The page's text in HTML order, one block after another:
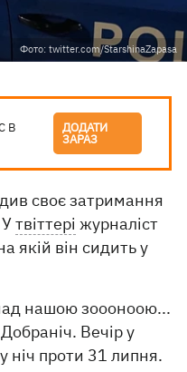
Фото: twitter.com/StarshinaZapasa
В ДОДАТИ
ЗАРАЗ
своє затримання
Утвіттері журналіст
якій він сидить у
нашою зоооноою...
Вечір у
ніч проти 31 липня.